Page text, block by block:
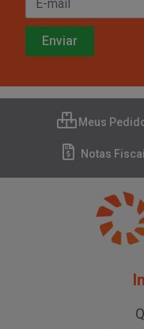
Meus
Notas